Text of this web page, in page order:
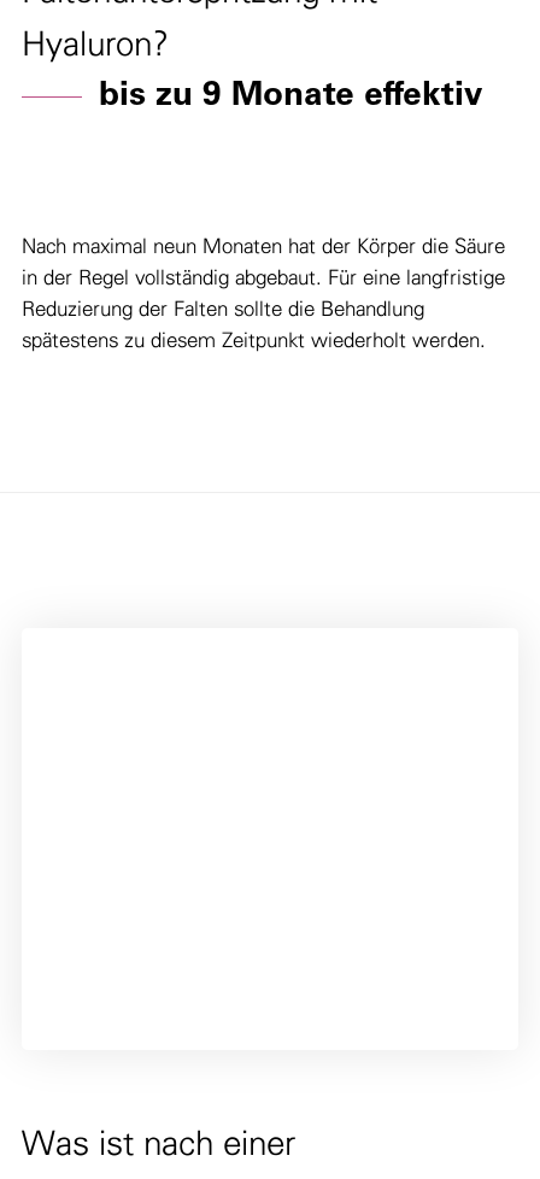
Hyaluron?
bis zu 9 Monate effektiv
Nach maximal neun Monaten hat der Körper die Säure
in der Regel vollständig abgebaut. Für eine langfristige
Reduzierung der Falten sollte die Behandlung
spätestens zu diesem Zeitpunkt wiederholt werden.
Was ist nach einer